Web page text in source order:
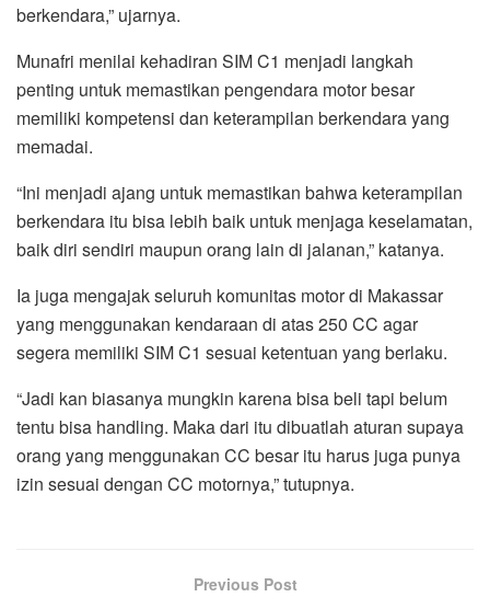
berkendara,” ujarnya.
Munafri menilai kehadiran SIM C1 menjadi langkah
penting untuk memastikan pengendara motor besar
memiliki kompetensi dan keterampilan berkendara yang
memadai.
“Ini menjadi ajang untuk memastikan bahwa keterampilan
berkendara itu bisa lebih baik untuk menjaga keselamatan,
baik diri sendiri maupun orang lain di jalanan,” katanya.
Ia juga mengajak seluruh komunitas motor di Makassar
yang menggunakan kendaraan di atas 250 CC agar
segera memiliki SIM C1 sesuai ketentuan yang berlaku.
“Jadi kan biasanya mungkin karena bisa beli tapi belum
tentu bisa handling. Maka dari itu dibuatlah aturan supaya
orang yang menggunakan CC besar itu harus juga punya
izin sesuai dengan CC motornya,” tutupnya.
Previous Post